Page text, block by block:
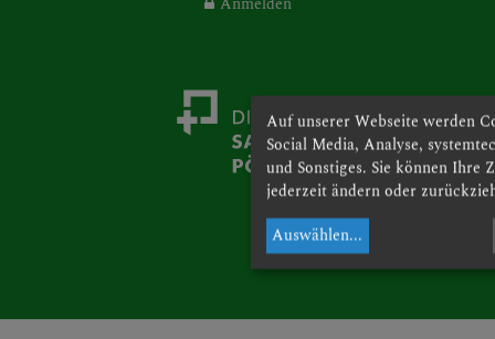
Auf unserer Webseite werden
Social Media, Analyse,
und Sonstiges. Sie können Ihre
jederzeit ändern oder
Auswählen...